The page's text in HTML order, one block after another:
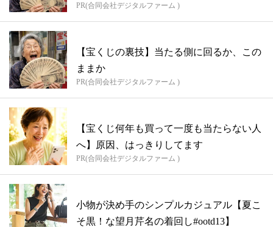
PR(合同会社デジタルファーム )
【宝くじの裏技】当たる側に回るか、この
ままか
PR(合同会社デジタルファーム )
【宝くじ何年も買って一度も当たらない人
へ】原因、はっきりしてます
PR(合同会社デジタルファーム )
小物が決め手のシンプルカジュアル【夏こ
そ黒！な望月芹名の着回し#ootd13】